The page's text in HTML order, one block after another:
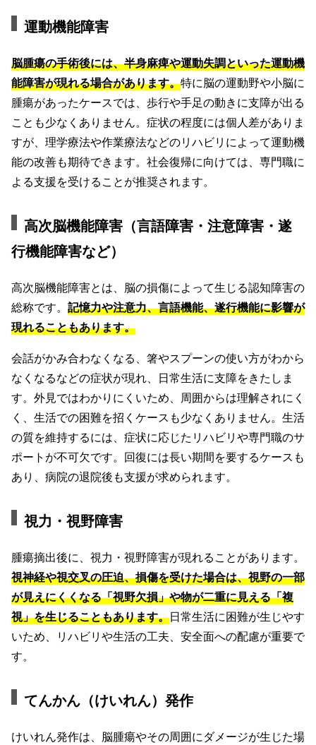
運動機能障害
脳腫瘍の手術後には、半身麻痺や運動失調といった運動機
能障害が現れる場合があります。特に脳の運動野や小脳に
腫瘍があったケースでは、歩行や手足の動きに支障が出る
ことも少なくありません。症状の程度には個人差がありま
すが、理学療法や作業療法などのリハビリによって運動機
能の改善も期待できます。社会復帰に向けては、専門職に
よる支援を受けることが推奨されます。
高次脳機能障害（言語障害・注意障害・遂
行機能障害など）
高次脳機能障害とは、脳の損傷によって生じる認知障害の
総称です。 記憶力や注意力、言語機能、遂行機能に影響が
現れることもあります。
会話がかみ合わなくなる、箸やスプーンの使い方がわから
なくなるなどの症状が現れ、日常生活に支障をきたしま
す。外見ではわかりにくいため、周囲からは理解されにく
く、生活での困難を招くケースも少なくありません。生活
の質を維持するには、症状に応じたリハビリや専門職のサ
ポートが不可欠です。回復には長い期間を要するケースも
あり、病院の退院後も支援が求められます。
視力・視野障害
腫瘍摘出後に、視力・視野障害が現れることがあります。
視神経や視交叉の圧迫、損傷を受けた場合は、視野の一部
が見えにくくなる「視野欠損」や物が二重に見える「複
視」を生じることもあります。日常生活に困難が生じやす
いため、リハビリや生活の工夫、安全面への配慮が重要で
す。
てんかん（けいれん）発作
けいれん発作は、脳腫瘍やその周囲にダメージが生じた場